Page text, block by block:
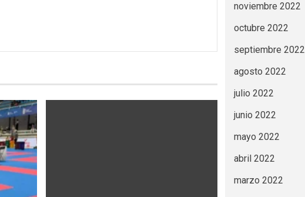
noviembre 2022
octubre 2022
septiembre 2022
agosto 2022
julio 2022
junio 2022
mayo 2022
abril 2022
marzo 2022